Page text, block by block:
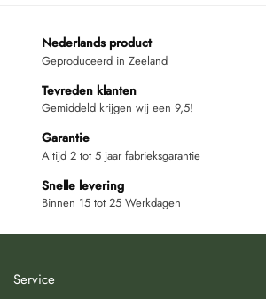
Nederlands product
Geproduceerd in Zeeland
Tevreden klanten
Gemiddeld krijgen wij een 9,5!
Garantie
Altijd 2 tot 5 jaar fabrieksgarantie
Snelle levering
Binnen 15 tot 25 Werkdagen
Service